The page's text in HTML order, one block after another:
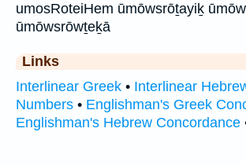
umosRoteiHem ūmōwsrōṯayiḵ
ūmōwsrōwṯeḵā
Links
Interlinear Greek • Interlinear
Numbers • Englishman's Greek
Englishman's Hebrew Concordance